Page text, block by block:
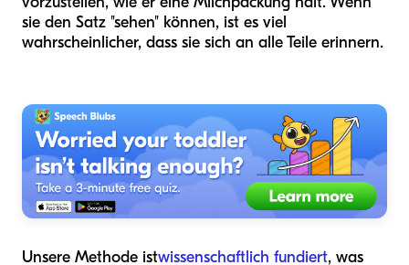
sie den Satz "sehen" können, ist es viel
wahrscheinlicher, dass sie sich an alle Teile erinnern.
Unsere Methode istwissenschaftlich fundiert, was